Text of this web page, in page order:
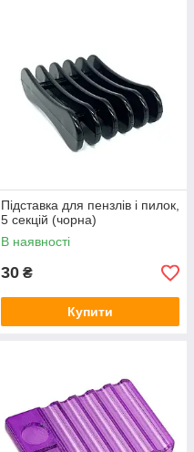
Підставка для пензлів і пилок,
5 секцій (чорна)
В наявності
30 ₴
Купити